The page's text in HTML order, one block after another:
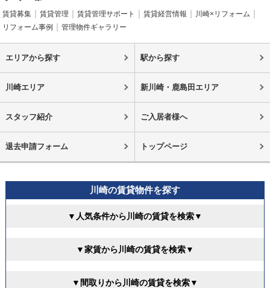
賃貸募集 賃貸管理 賃貸管理サポート 賃貸経営情報
川崎×リフォーム
リフォーム事例
管理物件ギャラリー
エリアから探す 駅から探す
川崎エリア 新川崎・鹿島田エリア
スタッフ紹介 ご入居者様へ
退去申請フォーム トップページ
川崎の賃貸物件を探す
▼人気条件から川崎の賃貸を検索▼
▼家賃から川崎の賃貸を検索▼
▼間取りから川崎の賃貸を検索▼